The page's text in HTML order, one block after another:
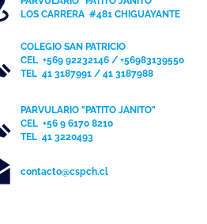
LOS CARRERA #481 CHIGUAYANTE
COLEGIO SAN PATRICIO
CEL +569 92232146 / +56983139550
TEL 41 3187991 / 41 3187988
PARVULARIO "PATITO JANITO"
CEL +56 9 6170 8210
TEL 41 3220493
contacto@cspch.cl